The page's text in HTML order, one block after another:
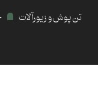
تن پوش و زیورآلات